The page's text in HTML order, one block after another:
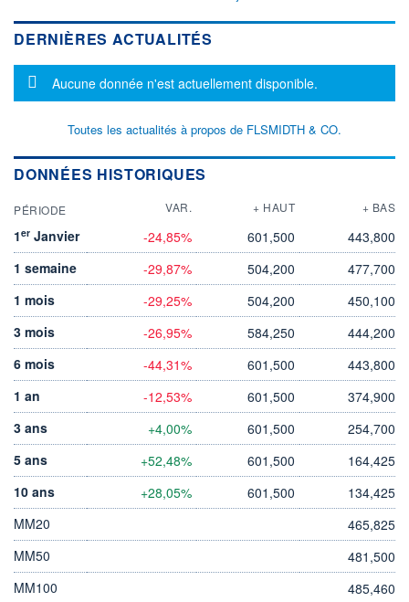
DERNIÈRES ACTUALITÉS
Message d'information
Aucune donnée n'est actuellement disponible.
Toutes les actualités à propos de FLSMIDTH & CO.
DONNÉES HISTORIQUES
PÉRIODE VAR. + HAUT + BAS
1er Janvier -24,85% 601,500
443,800
1 semaine
-29,87% 504,200
477,700
1 mois
-29,25% 504,200
450,100
3 mois
-26,95% 584,250
444,200
6 mois
-44,31% 601,500
443,800
1 an
-12,53% 601,500
374,900
3 ans
+4,00% 601,500
254,700
5 ans
+52,48% 601,500
164,425
10 ans
+28,05% 601,500
134,425
MM20
465,825
MM50
481,500
MM100
485,460